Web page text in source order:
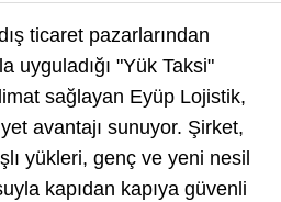
ticaret pazarlarından
uyguladığı "Yük Taksi"
sağlayan Eyüp Lojistik,
avantajı sunuyor. Şirket,
yükleri, genç ve yeni nesil
kapıdan kapıya güvenli